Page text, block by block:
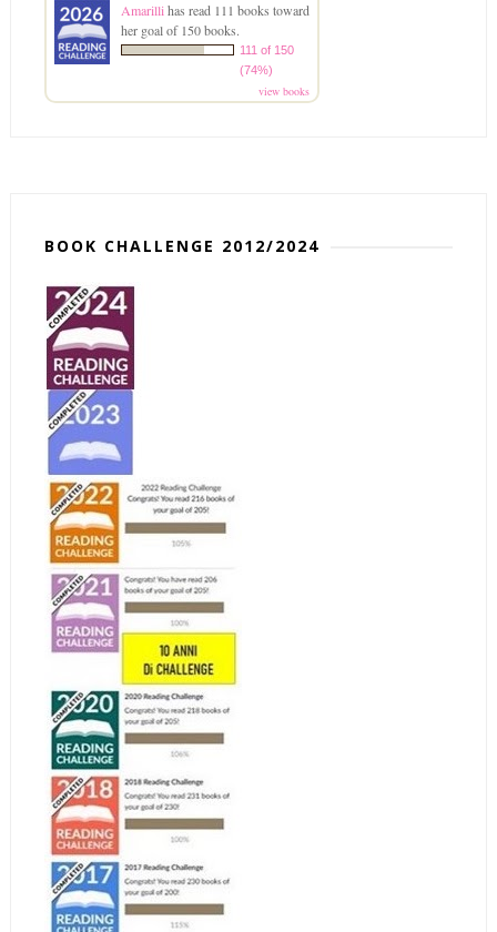
Amarillihas read 111 books toward
her goal of 150 books.
111 of 150
(74%)
view books
BOOK CHALLENGE 2012/2024